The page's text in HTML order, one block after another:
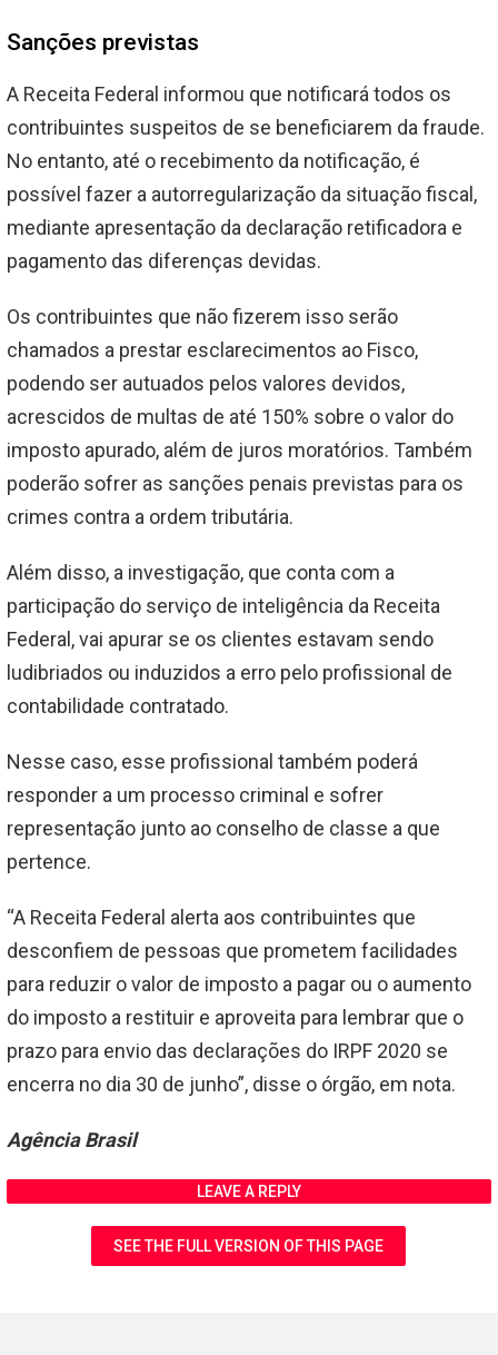
Sanções previstas
A Receita Federal informou que notificará todos os
contribuintes suspeitos de se beneficiarem da fraude.
No entanto, até o recebimento da notificação, é
possível fazer a autorregularização da situação fiscal,
mediante apresentação da declaração retificadora e
pagamento das diferenças devidas.
Os contribuintes que não fizerem isso serão
chamados a prestar esclarecimentos ao Fisco,
podendo ser autuados pelos valores devidos,
acrescidos de multas de até 150% sobre o valor do
imposto apurado, além de juros moratórios. Também
poderão sofrer as sanções penais previstas para os
crimes contra a ordem tributária.
Além disso, a investigação, que conta com a
participação do serviço de inteligência da Receita
Federal, vai apurar se os clientes estavam sendo
ludibriados ou induzidos a erro pelo profissional de
contabilidade contratado.
Nesse caso, esse profissional também poderá
responder a um processo criminal e sofrer
representação junto ao conselho de classe a que
pertence.
“A Receita Federal alerta aos contribuintes que
desconfiem de pessoas que prometem facilidades
para reduzir o valor de imposto a pagar ou o aumento
do imposto a restituir e aproveita para lembrar que o
prazo para envio das declarações do IRPF 2020 se
encerra no dia 30 de junho”, disse o órgão, em nota.
Agência Brasil
LEAVE A REPLY
SEE THE FULL VERSION OF THIS PAGE